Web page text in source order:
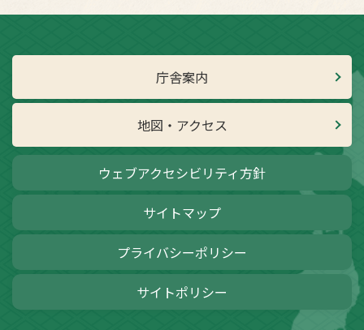
庁舎案内
地図・アクセス
ウェブアクセシビリティ方針
サイトマップ
プライバシーポリシー
サイトポリシー